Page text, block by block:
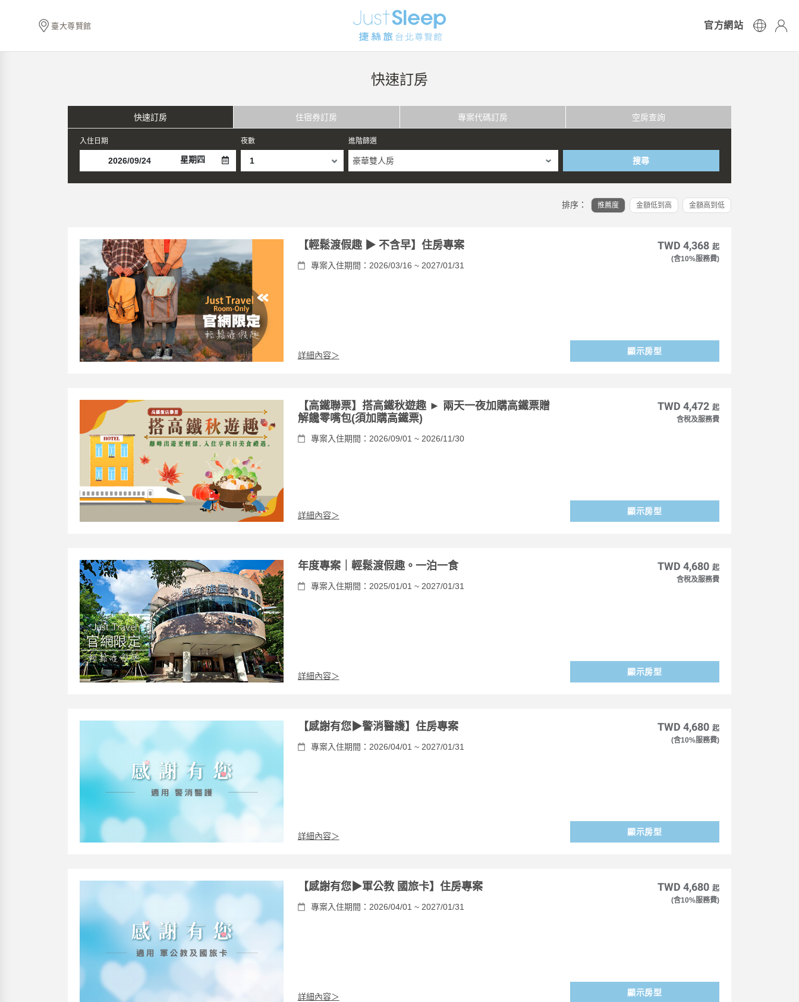
臺大尊賢館 官方網站
快速訂房
快速訂房 住宿券訂房 專案代碼訂房 空房查詢
入住日期
星期四
夜數 進階篩選
豪華雙人房 搜尋
排序： 推薦度 金額低到高 金額高到低
【輕鬆渡假趣 ▶ 不含早】住房專案
專案入住期間：2026/03/16 ~ 2027/01/31
詳細內容＞
TWD 4,368 起
(含10%服務費)
顯示房型
【高鐵聯票】搭高鐵秋遊趣 ► 兩天一夜加購高鐵票贈
解饞零嘴包(須加購高鐵票)
專案入住期間：2026/09/01 ~ 2026/11/30
詳細內容＞
TWD 4,472 起
含稅及服務費
顯示房型
年度專案｜輕鬆渡假趣。一泊一食
專案入住期間：2025/01/01 ~ 2027/01/31
詳細內容＞
TWD 4,680 起
含稅及服務費
顯示房型
【感謝有您▶警消醫護】住房專案
專案入住期間：2026/04/01 ~ 2027/01/31
詳細內容＞
TWD 4,680 起
(含10%服務費)
顯示房型
【感謝有您▶軍公教 國旅卡】住房專案
專案入住期間：2026/04/01 ~ 2027/01/31
詳細內容＞
TWD 4,680 起
(含10%服務費)
顯示房型